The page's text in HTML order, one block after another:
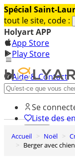
Spécial Saint-
tout le site, code :
Holyart APP
App Store
Play Store
Aide & Contact
Découvrez
Se
Liste des
0
Panier
Accueil Noël
Berger avec